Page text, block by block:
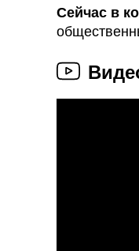
Сейчас в